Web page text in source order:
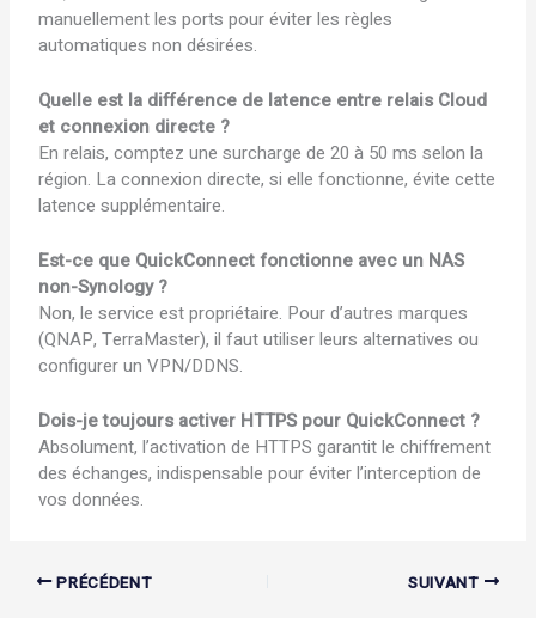
manuellement les ports pour éviter les règles
automatiques non désirées.
Quelle est la différence de latence entre relais Cloud
et connexion directe ?
En relais, comptez une surcharge de 20 à 50 ms selon la
région. La connexion directe, si elle fonctionne, évite cette
latence supplémentaire.
Est-ce que QuickConnect fonctionne avec un NAS
non-Synology ?
Non, le service est propriétaire. Pour d’autres marques
(QNAP, TerraMaster), il faut utiliser leurs alternatives ou
configurer un VPN/DDNS.
Dois-je toujours activer HTTPS pour QuickConnect ?
Absolument, l’activation de HTTPS garantit le chiffrement
des échanges, indispensable pour éviter l’interception de
vos données.
PRÉCÉDENT SUIVANT